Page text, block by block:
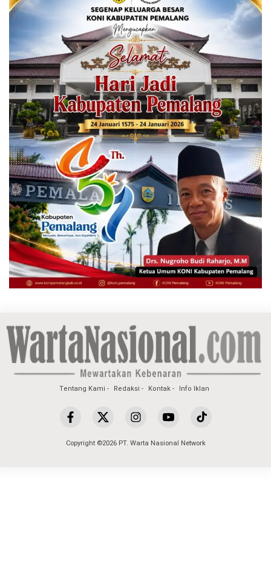
Tentang Kami Redaksi Kontak Info Iklan
Copyright ©2026 PT. Warta Nasional Network